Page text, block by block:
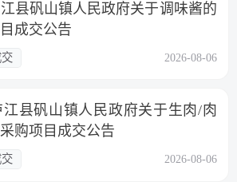
江县矾山镇人民政府关于调味酱的
成交公告
2026-08-06
江县矾山镇人民政府关于生肉/肉
购项目成交公告
2026-08-06